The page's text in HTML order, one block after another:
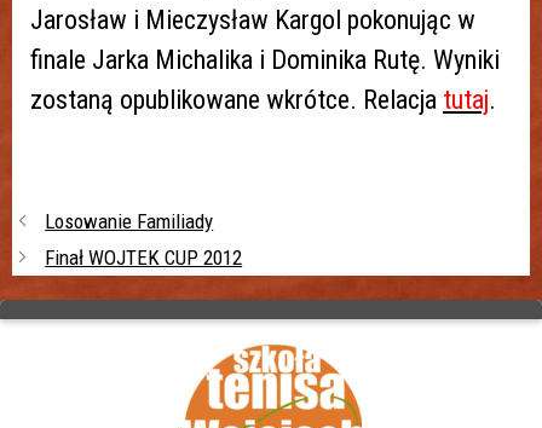
Jarosław i Mieczysław Kargol pokonując w
finale Jarka Michalika i Dominika Rutę. Wyniki
zostaną opublikowane wkrótce. Relacja tutaj.
Losowanie Familiady
Finał WOJTEK CUP 2012